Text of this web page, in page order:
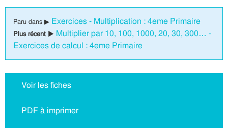
Paru dans ▶ Exercices - Multiplication : 4eme Primaire
Plus récent ▶ Multiplier par 10, 100, 1000, 20, 30, 300… -
Exercices de calcul : 4eme Primaire
Voir les fiches
PDF à imprimer